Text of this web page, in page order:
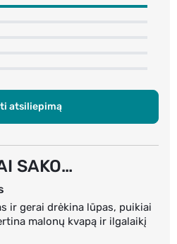
atsiliepimą
SAKO…
ir gerai drėkina lūpas, puikiai
malonų kvapą ir ilgalaikį